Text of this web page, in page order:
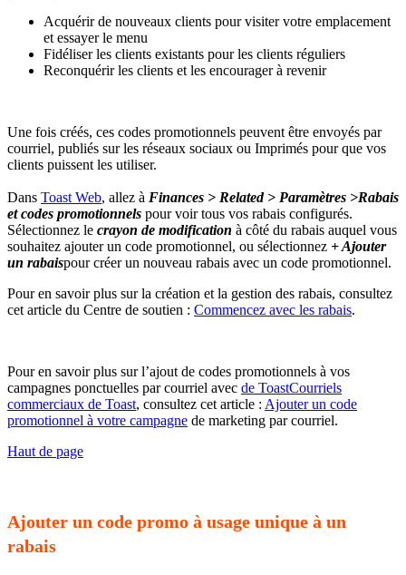
Acquérir de nouveaux clients pour visiter votre emplacement
et essayer le menu
Fidéliser les clients existants pour les clients réguliers
Reconquérir les clients et les encourager à revenir
Une fois créés, ces codes promotionnels peuvent être envoyés par
courriel, publiés sur les réseaux sociaux ou Imprimés pour que vos
clients puissent les utiliser.
Dans Toast Web, allez à Finances > Related > Paramètres >Rabais
et codes promotionnels pour voir tous vos rabais configurés.
Sélectionnez le crayon de modification à côté du rabais auquel vous
souhaitez ajouter un code promotionnel, ou sélectionnez + Ajouter
un rabaispour créer un nouveau rabais avec un code promotionnel.
Pour en savoir plus sur la création et la gestion des rabais, consultez
cet article du Centre de soutien : Commencez avec les rabais.
Pour en savoir plus sur l’ajout de codes promotionnels à vos
campagnes ponctuelles par courriel avec de ToastCourriels
commerciaux de Toast, consultez cet article : Ajouter un code
promotionnel à votre campagne de marketing par courriel.
Haut de page
Ajouter un code promo à usage unique à un
rabais